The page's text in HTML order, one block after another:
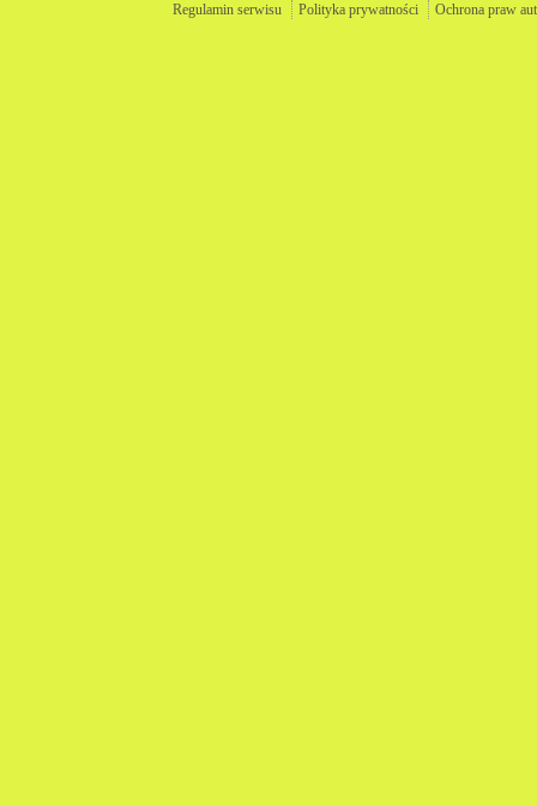
Regulamin serwisu
Polityka prywatności Ochrona praw